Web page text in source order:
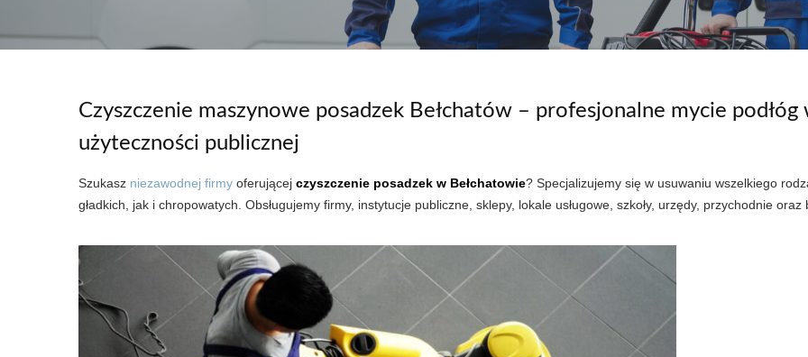
Czyszczenie maszynowe posadzek Bełchatów – profesjonalne mycie
użyteczności publicznej
Szukasz niezawodnej firmy oferującej czyszczenie posadzek w Bełchatowie? Specjalizujemy się w usuwaniu wszelkiego
gładkich, jak i chropowatych. Obsługujemy firmy, instytucje publiczne, sklepy, lokale usługowe, szkoły, urzędy, przychodnie